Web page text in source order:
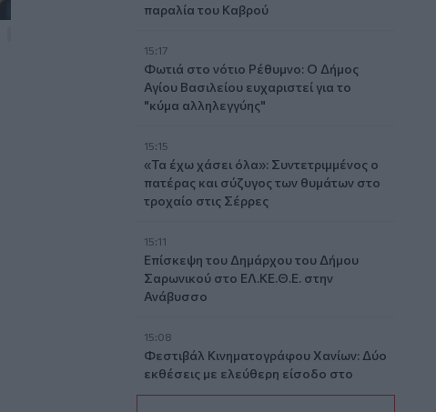
παραλία του Καβρού
15:17
Φωτιά στο νότιο Ρέθυμνο: Ο Δήμος
Αγίου Βασιλείου ευχαριστεί για το
"κύμα αλληλεγγύης"
15:15
«Τα έχω χάσει όλα»: Συντετριμμένος ο
πατέρας και σύζυγος των θυμάτων στο
τροχαίο στις Σέρρες
15:11
Επίσκεψη του Δημάρχου του Δήμου
Σαρωνικού στο ΕΛ.ΚΕ.Θ.Ε. στην
Ανάβυσσο
15:08
Φεστιβάλ Κινηματογράφου Χανίων: Δύο
εκθέσεις με ελεύθερη είσοδο στο
Μεγάλο Αρσενάλι